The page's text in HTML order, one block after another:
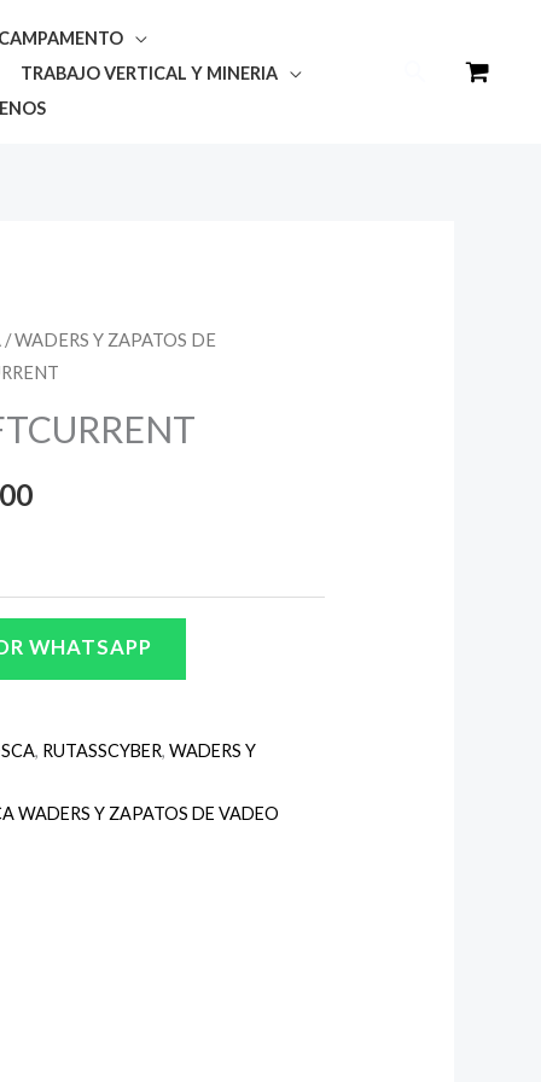
TRABAJO VERTICAL Y MINERIA
Buscar
/WADERS Y ZAPATOS DE
El
actual
es:
WHATSAPP
, RUTASSCYBER,WADERS Y
WADERS Y ZAPATOS DE VADEO